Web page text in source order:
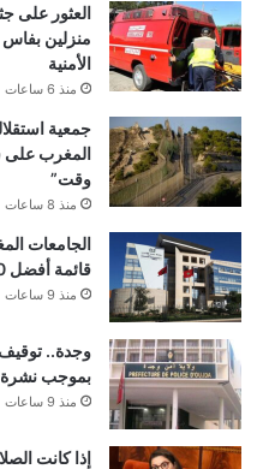
العثور على
منزلين بفاس
الأمنية
منذ 6 ساعات
جمعية
المغرب على
وقت”
منذ 8 ساعات
الجامعات
قائمة أفضل 10 جامعات في إفريقيا
منذ 9 ساعات
وجدة..
بموجب نشرة
منذ 9 ساعات
إذا كانت